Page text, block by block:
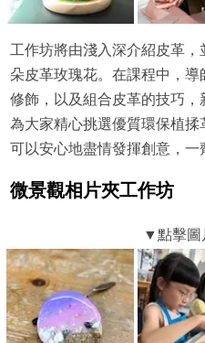
工作坊將由淺入深介紹皮革
朵皮革玫瑰花。在課程中，導
修飾，以及組合皮革的技巧
為大家精心挑選優質環保植
可以安心地盡情發揮創意，一
微景觀相片夾工作坊